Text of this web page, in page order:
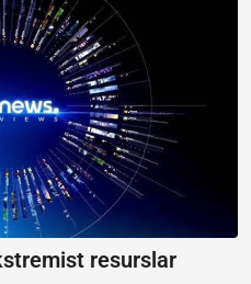
resurslar